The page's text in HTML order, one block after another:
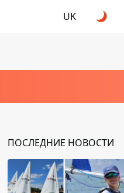
UK
ПОСЛЕДНИЕ НОВОСТИ